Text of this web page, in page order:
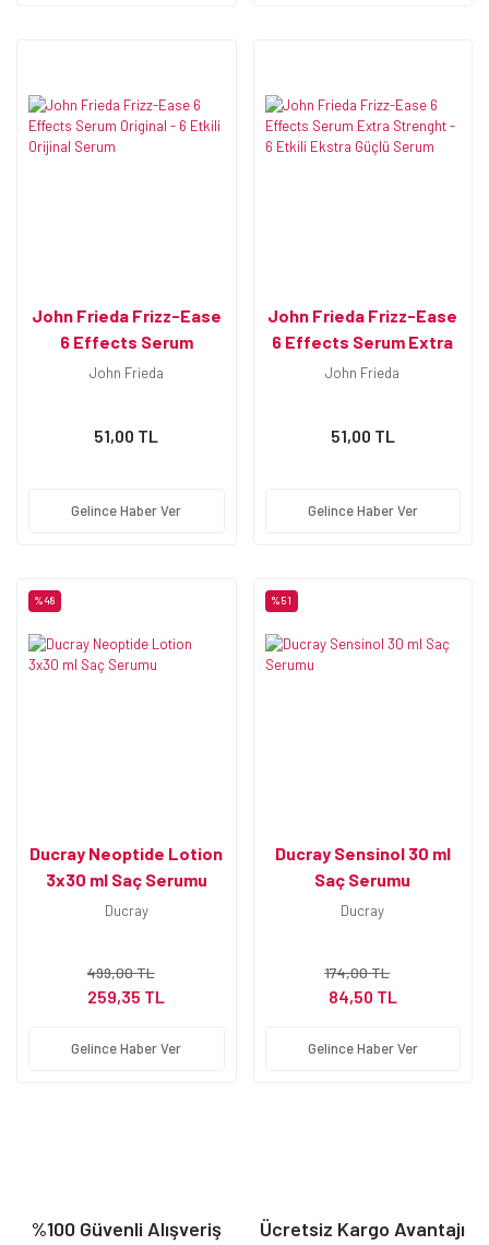
John Frieda Frizz-Ease
6 Effects Serum
Original - 6 Etkili Orijinal
John Frieda
51,00 TL
Gelince Haber Ver
John Frieda Frizz-Ease
6 Effects Serum Extra
Strenght - 6 Etkili
John Frieda
51,00 TL
Gelince Haber Ver
%48
Ducray Neoptide Lotion
3x30 ml Saç Serumu
Ducray
499,00 TL
259,35 TL
Gelince Haber Ver
%51
Ducray Sensinol 30 ml
Saç Serumu
Ducray
174,00 TL
84,50 TL
Gelince Haber Ver
%100 Güvenli Alışveriş Ücretsiz Kargo Avantajı